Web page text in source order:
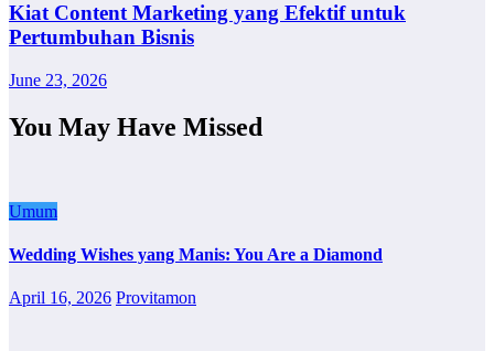
Kiat Content Marketing yang Efektif untuk
Pertumbuhan Bisnis
June 23, 2026
You May Have Missed
Umum
Wedding Wishes yang Manis: You Are a Diamond
April 16, 2026 Provitamon